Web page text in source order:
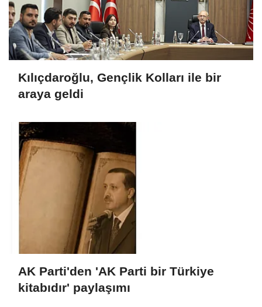
Kılıçdaroğlu, Gençlik Kolları ile bir
araya geldi
AK Parti'den 'AK Parti bir Türkiye
kitabıdır' paylaşımı